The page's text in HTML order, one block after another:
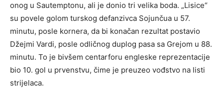
onog u Sautemptonu, ali je donio tri velika boda. „Lisice“
su povele golom turskog defanzivca Sojunčua u 57.
minutu, posle kornera, da bi konačan rezultat postavio
Džejmi Vardi, posle odličnog duplog pasa sa Grejom u 88.
minutu. To je bivšem centarforu engleske reprezentacije
bio 10. gol u prvenstvu, čime je preuzeo vođstvo na listi
strijelaca.